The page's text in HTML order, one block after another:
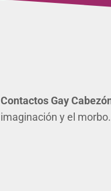
Contactos Gay
imaginación y el